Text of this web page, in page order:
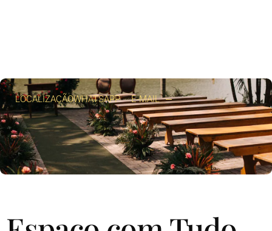
LOCALIZAÇÃOWHATSAPP E-MAIL